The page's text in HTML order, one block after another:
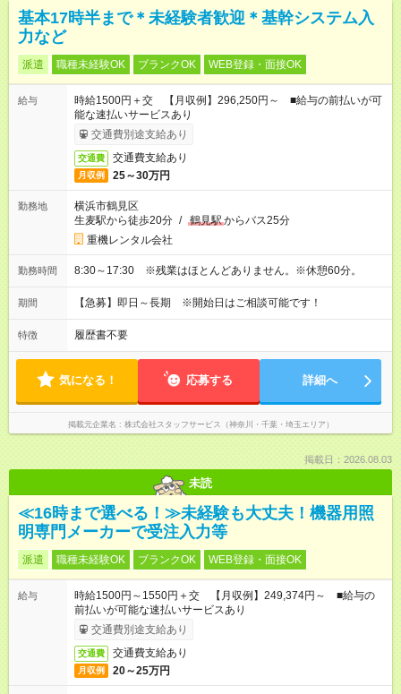
基本17時半まで＊未経験者歓迎＊基幹システム入
力など
派遣 職種未経験OK ブランクOK WEB登録・面接OK
給与
時給1500円＋交 【月収例】296,250円～ ■給与の前払いが可
能な速払いサービスあり
交通費別途支給あり
交通費 交通費支給あり
月収例 25～30万円
勤務地
横浜市鶴見区
生麦駅から徒歩20分 / 鶴見駅からバス25分
重機レンタル会社
勤務時間 8:30～17:30 ※残業はほとんどありません。※休憩60分。
期間 【急募】即日～長期 ※開始日はご相談可能です！
特徴 履歴書不要
気になる！ 応募する 詳細へ
掲載元企業名 株式会社スタッフサービス（神奈川・千葉・埼玉エリア）
掲載日：2026.08.03
未読
≪16時まで選べる！≫未経験も大丈夫！機器用照
明専門メーカーで受注入力等
派遣 職種未経験OK ブランクOK WEB登録・面接OK
給与
時給1500円～1550円＋交 【月収例】249,374円～ ■給与の
前払いが可能な速払いサービスあり
交通費別途支給あり
交通費 交通費支給あり
月収例 20～25万円